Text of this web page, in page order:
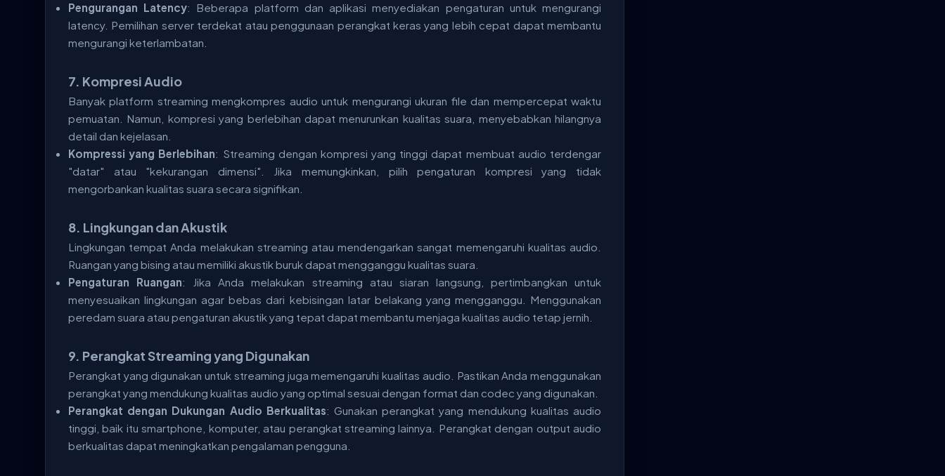
Pengurangan Latency: Beberapa platform dan aplikasi menyediakan pengaturan untuk mengurangi
latency. Pemilihan server terdekat atau penggunaan perangkat keras yang lebih cepat dapat membantu
mengurangi keterlambatan.
7. Kompresi Audio
Banyak platform streaming mengkompres audio untuk mengurangi ukuran file dan mempercepat waktu
pemuatan. Namun, kompresi yang berlebihan dapat menurunkan kualitas suara, menyebabkan hilangnya
detail dan kejelasan.
Kompressi yang Berlebihan: Streaming dengan kompresi yang tinggi dapat membuat audio terdengar
"datar" atau "kekurangan dimensi". Jika memungkinkan, pilih pengaturan kompresi yang tidak
mengorbankan kualitas suara secara signifikan.
8. Lingkungan dan Akustik
Lingkungan tempat Anda melakukan streaming atau mendengarkan sangat memengaruhi kualitas audio.
Ruangan yang bising atau memiliki akustik buruk dapat mengganggu kualitas suara.
Pengaturan Ruangan: Jika Anda melakukan streaming atau siaran langsung, pertimbangkan untuk
menyesuaikan lingkungan agar bebas dari kebisingan latar belakang yang mengganggu. Menggunakan
peredam suara atau pengaturan akustik yang tepat dapat membantu menjaga kualitas audio tetap jernih.
9. Perangkat Streaming yang Digunakan
Perangkat yang digunakan untuk streaming juga memengaruhi kualitas audio. Pastikan Anda menggunakan
perangkat yang mendukung kualitas audio yang optimal sesuai dengan format dan codec yang digunakan.
Perangkat dengan Dukungan Audio Berkualitas: Gunakan perangkat yang mendukung kualitas audio
tinggi, baik itu smartphone, komputer, atau perangkat streaming lainnya. Perangkat dengan output audio
berkualitas dapat meningkatkan pengalaman pengguna.